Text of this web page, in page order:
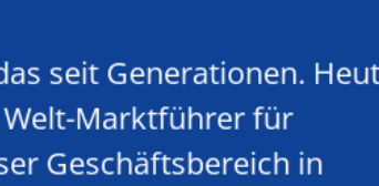
seit Generationen.
Marktführer für
Geschäftsbereich in